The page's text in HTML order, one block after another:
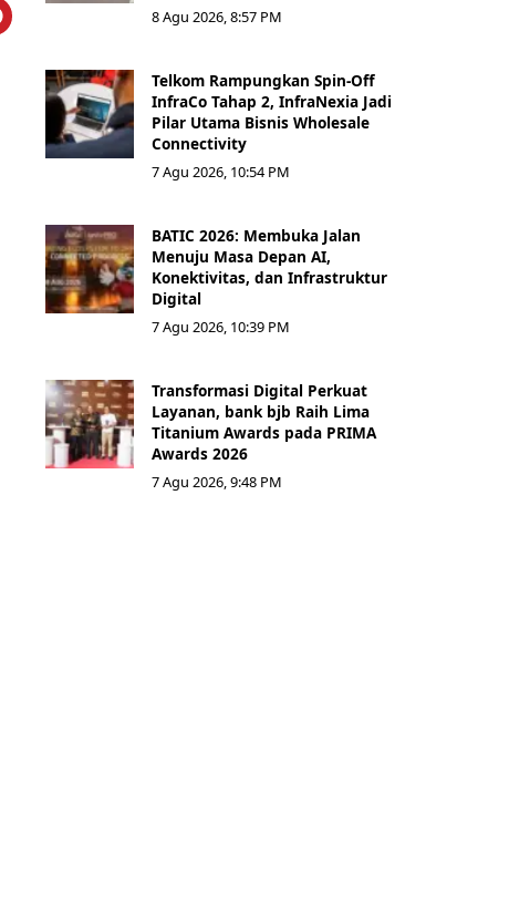
8 Agu 2026, 8:57 PM
Telkom Rampungkan Spin-Off
InfraCo Tahap 2, InfraNexia Jadi
Pilar Utama Bisnis Wholesale
Connectivity
7 Agu 2026, 10:54 PM
BATIC 2026: Membuka Jalan
Menuju Masa Depan AI,
Konektivitas, dan Infrastruktur
Digital
7 Agu 2026, 10:39 PM
Transformasi Digital Perkuat
Layanan, bank bjb Raih Lima
Titanium Awards pada PRIMA
Awards 2026
7 Agu 2026, 9:48 PM